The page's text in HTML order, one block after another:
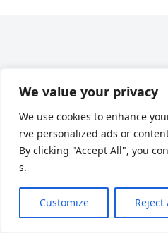
We value your privacy
We use cookies to enhance
rve personalized ads or
By clicking "Accept All", you
s.
Customize Reject